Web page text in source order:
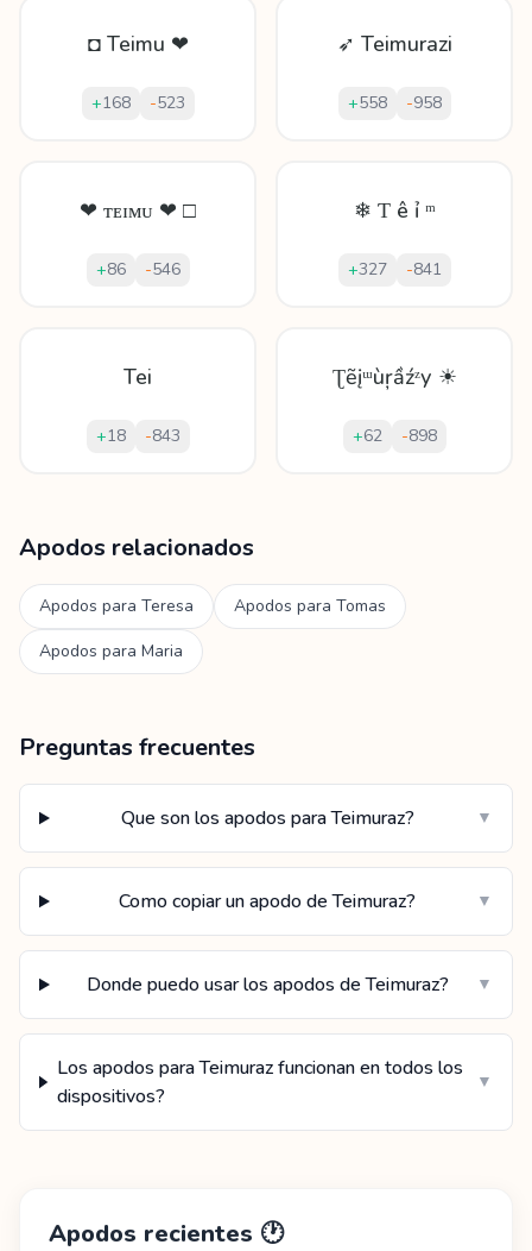
◘ Teimu ❤
+168 -523
➶ Teimurazi
+558 -958
❤ ᴛᴇɪᴍᴜ ❤ □
+86 -546
❄ Ƭ ê ỉ ᵐ
+327 -841
Tei
+18 -843
Ʈẽįᵚùŗầźᶻу ☀
+62 -898
Apodos relacionados
Apodos para Teresa Apodos para Tomas
Apodos para Maria
Preguntas frecuentes
Que son los apodos para Teimuraz? ▼
Como copiar un apodo de Teimuraz? ▼
Donde puedo usar los apodos de Teimuraz? ▼
Los apodos para Teimuraz funcionan en todos los
dispositivos?
▼
Apodos recientes 🕐